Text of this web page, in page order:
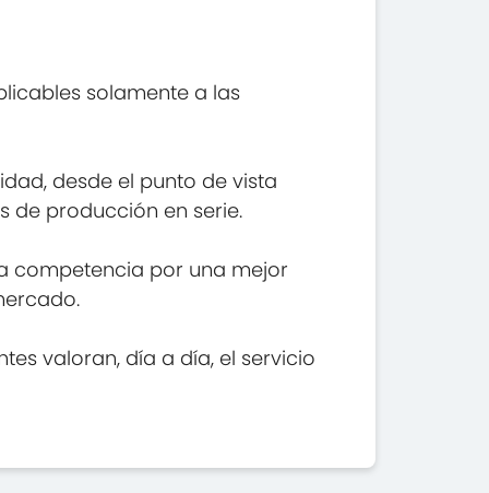
solamente a las
desde el punto de vista
de producción en serie.
competencia por una mejor
valoran, día a día, el servicio